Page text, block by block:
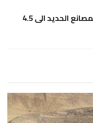
الحكومة تخفّض أسعار الغاز لمصانع الحديد الى 4.5